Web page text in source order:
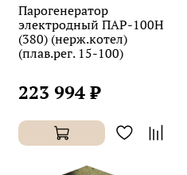
Парогенератор
электродный ПАР-100Н
(380) (нерж.котел)
(плав.рег. 15-100)
223 994 ₽